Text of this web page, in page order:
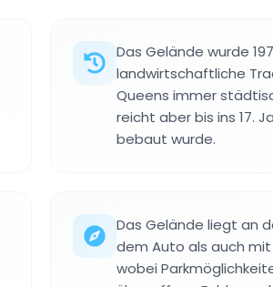
Das Gelände wurde
landwirtschaftliche
Queens immer
reicht aber bis ins 17.
bebaut wurde.
Das Gelände liegt an
dem Auto als auch
wobei